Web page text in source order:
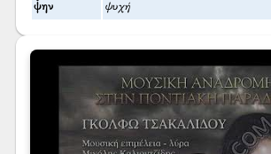
ψ̌ην ψυχή